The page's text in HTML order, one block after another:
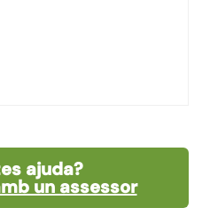
ajuda?
un assessor